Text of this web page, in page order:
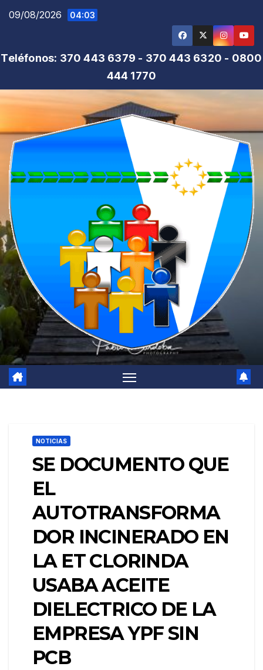
Saltar
09/08/2026 04:03
Teléfonos: 370 443 6379 - 370 443 6320 - 0800
444 1770
NOTICIAS
SE DOCUMENTO QUE
EL
AUTOTRANSFORMA
DOR INCINERADO EN
LA ET CLORINDA
USABA ACEITE
DIELECTRICO DE LA
EMPRESA YPF SIN
PCB